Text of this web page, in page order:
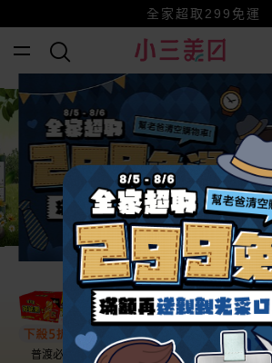
賺美幣~換好禮~立即換
小三美日x全支付~美幣+全點折
幫老爸清空購物車！
全家超取299免運
普渡必備 話題保養 盛夏提